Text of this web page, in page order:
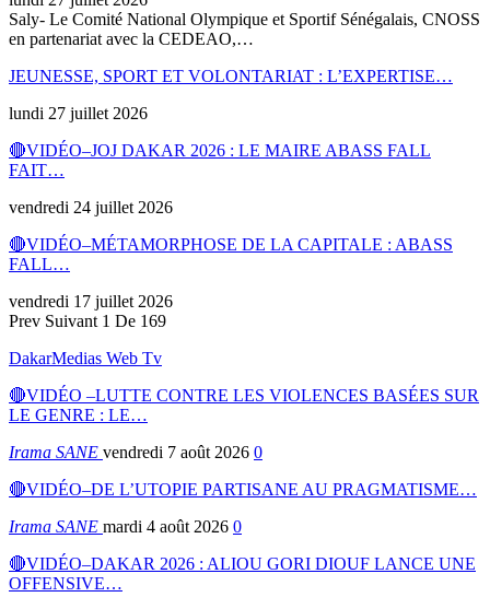
Saly- Le Comité National Olympique et Sportif Sénégalais, CNOSS
en partenariat avec la CEDEAO,…
JEUNESSE, SPORT ET VOLONTARIAT : L’EXPERTISE…
lundi 27 juillet 2026
🔴VIDÉO–JOJ DAKAR 2026 : LE MAIRE ABASS FALL
FAIT…
vendredi 24 juillet 2026
🔴VIDÉO–MÉTAMORPHOSE DE LA CAPITALE : ABASS
FALL…
vendredi 17 juillet 2026
Prev Suivant 1 De 169
DakarMedias Web Tv
🔴VIDÉO –LUTTE CONTRE LES VIOLENCES BASÉES SUR
LE GENRE : LE…
Irama SANE vendredi 7 août 2026 0
🔴VIDÉO–DE L’UTOPIE PARTISANE AU PRAGMATISME…
Irama SANE mardi 4 août 2026 0
🔴VIDÉO–DAKAR 2026 : ALIOU GORI DIOUF LANCE UNE
OFFENSIVE…